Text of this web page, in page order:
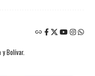
Bolívar.